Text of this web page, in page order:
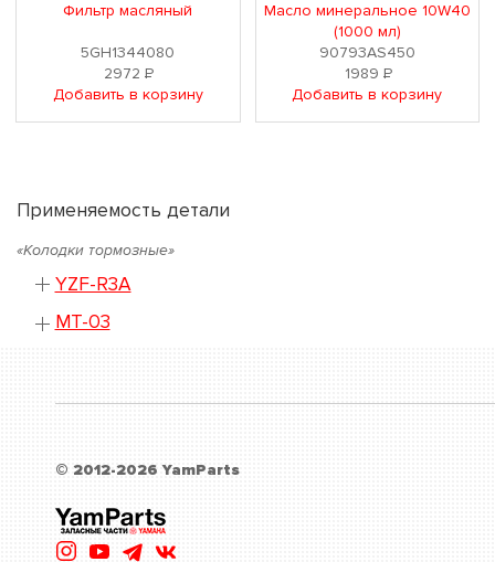
Фильтр масляный
5GH1344080
2972Р
Добавить в корзину
Масло минеральное 10W40
(1000 мл)
90793AS450
1989 Р
Добавить в корзину
Применяемость детали
«Колодки тормозные»
YZF-R3A
MT-03
© 2012-2026 YamParts